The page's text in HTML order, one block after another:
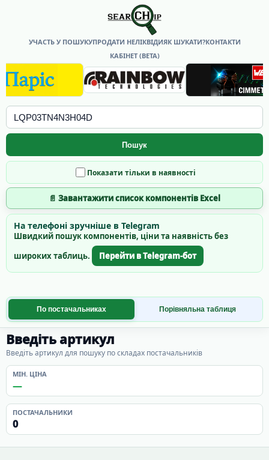
УЧАСТЬ У ПОШУКУПРОДАТИ НЕЛІКВІДИЯК ШУКАТИ?КОНТАКТИ
КАБІНЕТ (BETA)
Пошук
Показати тільки в наявності
📄 Завантажити список компонентів Excel
На телефоні зручніше в Telegram
Швидкий пошук компонентів, ціни та наявність без
широких таблиць.
Перейти в Telegram-бот
По постачальниках Порівняльна таблиця
Введіть артикул
Введіть артикул для пошуку по складах постачальників
МІН. ЦІНА
—
ПОСТАЧАЛЬНИКИ
0